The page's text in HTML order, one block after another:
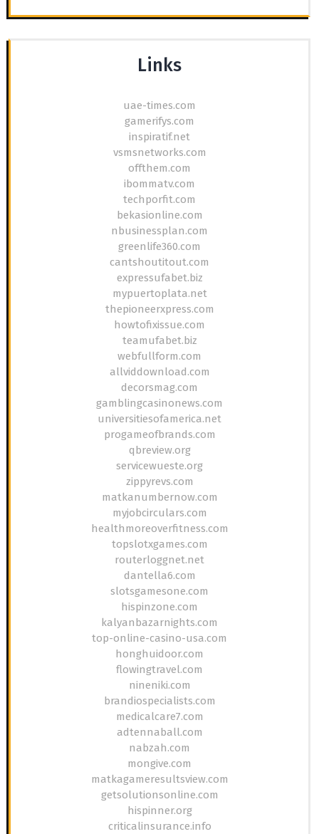
Links
uae-times.com
gamerifys.com
inspiratif.net
vsmsnetworks.com
offthem.com
ibommatv.com
techporfit.com
bekasionline.com
nbusinessplan.com
greenlife360.com
cantshoutitout.com
expressufabet.biz
mypuertoplata.net
thepioneerxpress.com
howtofixissue.com
teamufabet.biz
webfullform.com
allviddownload.com
decorsmag.com
gamblingcasinonews.com
universitiesofamerica.net
progameofbrands.com
qbreview.org
servicewueste.org
zippyrevs.com
matkanumbernow.com
myjobcirculars.com
healthmoreoverfitness.com
topslotxgames.com
routerloggnet.net
dantella6.com
slotsgamesone.com
hispinzone.com
kalyanbazarnights.com
top-online-casino-usa.com
honghuidoor.com
flowingtravel.com
nineniki.com
brandiospecialists.com
medicalcare7.com
adtennaball.com
nabzah.com
mongive.com
matkagameresultsview.com
getsolutionsonline.com
hispinner.org
criticalinsurance.info